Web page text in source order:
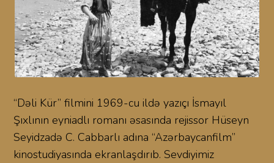
“Dəli Kür” filmini 1969-cu ildə yazıçı İsmayıl
Şıxlının eyniadlı romanı əsasında rejissor Hüseyn
Seyidzadə C. Cabbarlı adına “Azərbaycanfilm”
kinostudiyasında ekranlaşdırıb. Sevdiyimiz